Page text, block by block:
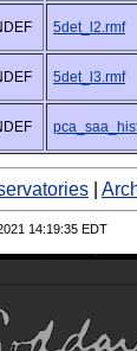
5det_l2.rmf
5det_l3.rmf
14:19:35 EDT